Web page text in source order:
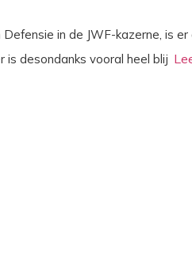
in de JWF-kazerne, is
is desondanks vooral heel blij